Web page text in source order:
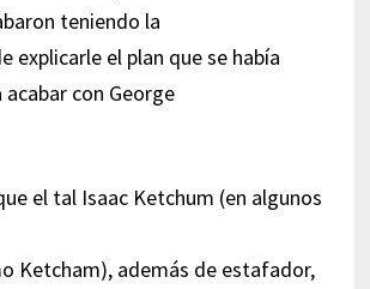
teniendo la
explicarle el plan que se había
con George
el tal Isaac Ketchum (en algunos
Ketcham), además de estafador,